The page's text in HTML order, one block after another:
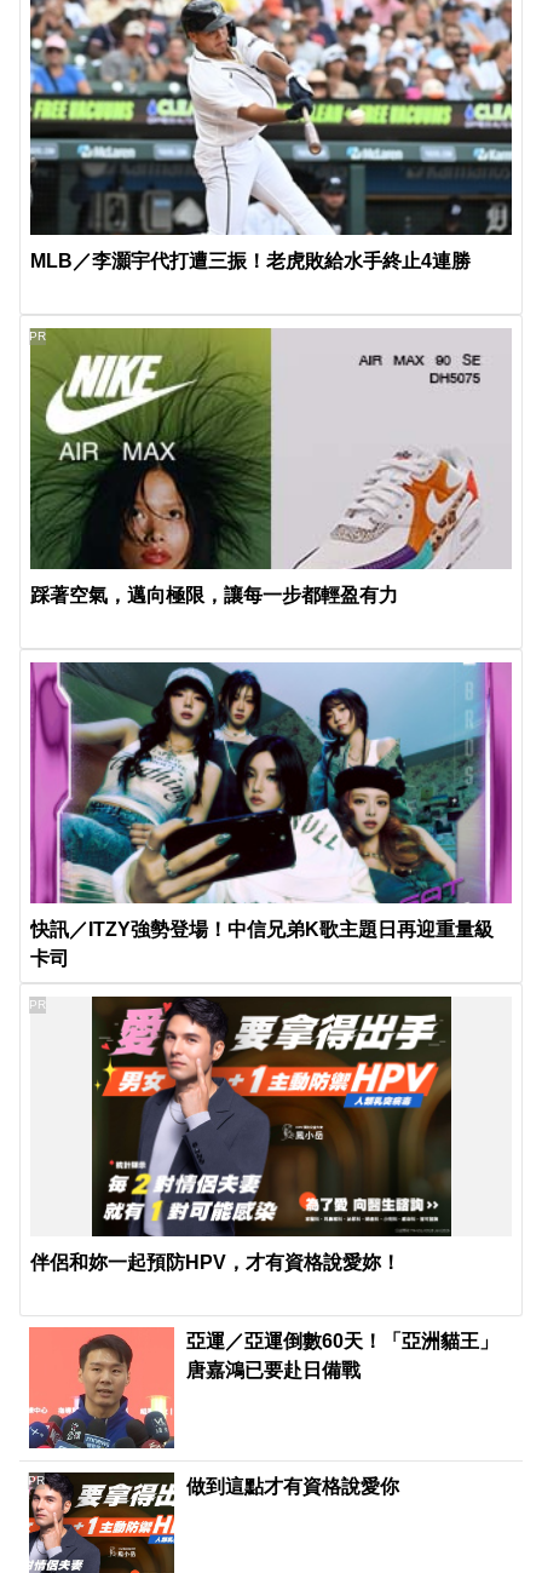
MLB／李灝宇代打遭三振！老虎敗給水手終止4連勝
踩著空氣，邁向極限，讓每一步都輕盈有力
PR
快訊／ITZY強勢登場！中信兄弟K歌主題日再迎重量級
卡司
伴侶和妳一起預防HPV，才有資格說愛妳！
PR
亞運／亞運倒數60天！「亞洲貓王」
唐嘉鴻已要赴日備戰
做到這點才有資格說愛你
PR